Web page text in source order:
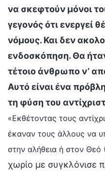
να σκεφτούν μόνοι
γεγονός ότι ενεργεί
νόμους. Και δεν
ενδοσκόπηση. Θα
τέτοιο άνθρωπο ν’
Αυτό είναι ένα
τη φύση του
«Εκθέτοντας τους
έκαναν τους άλλους να
στην αλήθεια ή στον
χωρίο με συγκλόνισε